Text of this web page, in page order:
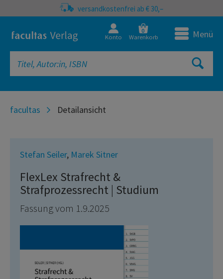
versandkostenfrei ab € 30,–
Konto
0
Warenkorb Menü
facultas Detailansicht
Stefan Seiler, Marek Sitner
FlexLex Strafrecht &
Strafprozessrecht | Studium
Fassung vom 1.9.2025